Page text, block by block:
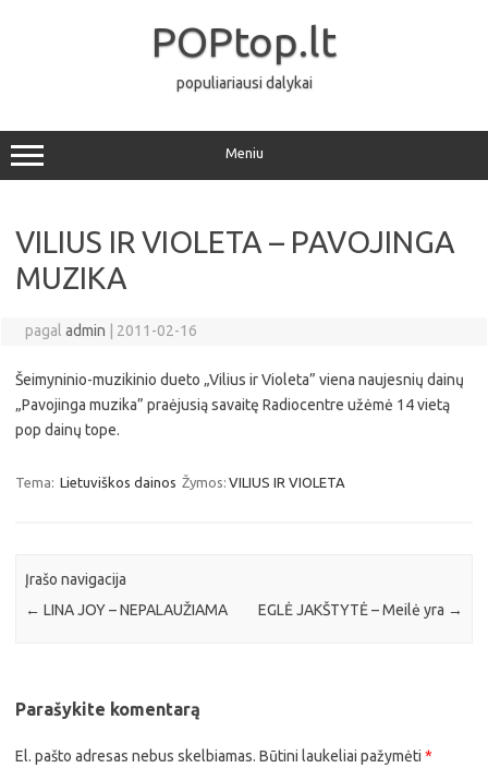
POPtop.lt
populiariausi dalykai
Meniu
VILIUS IR VIOLETA – PAVOJINGA
MUZIKA
pagal admin 2011-02-16
Šeimyninio-muzikinio dueto „Vilius ir Violeta” viena naujesnių dainų
„Pavojinga muzika” praėjusią savaitę Radiocentre užėmė 14 vietą
pop dainų tope.
Tema: Lietuviškos dainos Žymos: VILIUS IR VIOLETA
Įrašo navigacija
← LINA JOY – NEPALAUŽIAMA EGLĖ JAKŠTYTĖ – Meilė yra →
Parašykite komentarą
El. pašto adresas nebus skelbiamas. Būtini laukeliai pažymėti *